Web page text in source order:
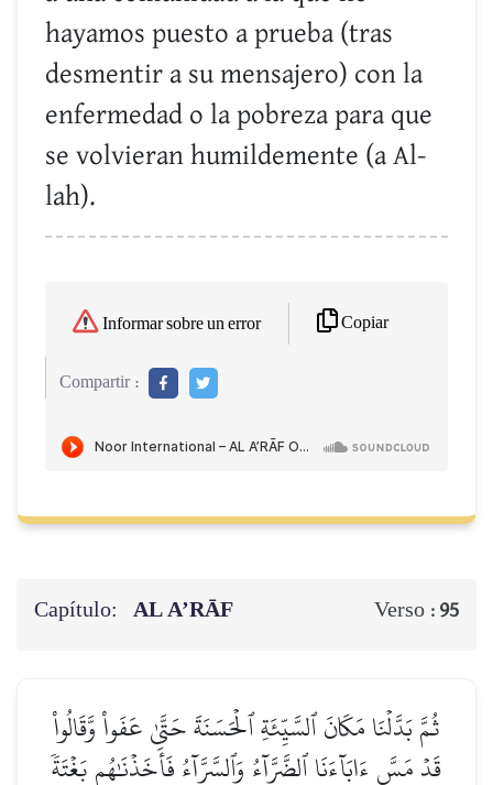
hayamos puesto a prueba (tras
desmentir a su mensajero) con la
enfermedad o la pobreza para que
se volvieran humildemente (a Al-
lah).
Informar sobre un error Copiar
Compartir :
Capítulo: AL A’RĀF Verso : 95
ثُمَّ بَدَّلۡنَا مَكَانَ ٱلسَّيِّئَةِ ٱلۡحَسَنَةَ حَتَّىٰ عَفَواْ وَّقَالُواْ
قَدۡ مَسَّ ءَابَآءَنَا ٱلضَّرَّآءُ وَٱلسَّرَّآءُ فَأَخَذۡنَٰهُم بَغۡتَةٗ